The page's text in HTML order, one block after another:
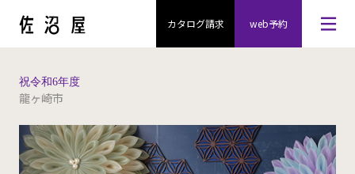
カタログ請求 web予約
祝令和6年度
龍ヶ崎市